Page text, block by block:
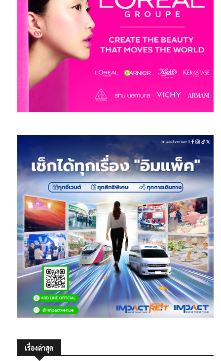
เรื่องล่าสุด